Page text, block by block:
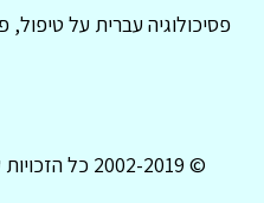
פסיכולוגיה עברית על טיפול,
© 2002-2019 כל הזכויות שמורות לפסיכולוגיה עברית